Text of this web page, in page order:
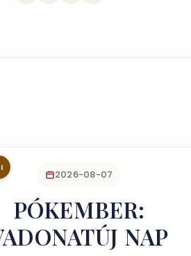
2026-08-07
PÓKEMBER:
NAP